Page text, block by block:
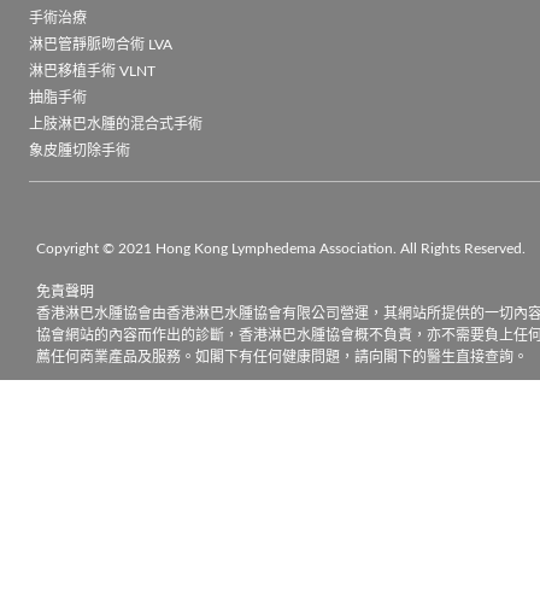
手術治療
淋巴管靜脈吻合術 LVA
淋巴移植手術 VLNT
抽脂手術
上肢淋巴水腫的混合式手術
象皮腫切除手術
Copyright © 2021 Hong Kong Lymphedema Association. All Rights Reserved.
免責聲明
香港淋巴水腫協會由香港淋巴水腫協會有限公司營運，其網站所提供的一切
協會網站的內容而作出的診斷，香港淋巴水腫協會概不負責，亦不需要負上
薦任何商業產品及服務。如閣下有任何健康問題，請向閣下的醫生直接查詢。